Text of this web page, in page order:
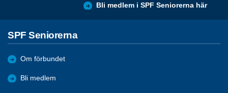
Bli medlem i SPF Seniorerna här
SPF Seniorerna
Om förbundet
Bli medlem